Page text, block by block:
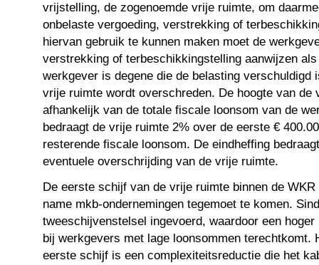
vrijstelling, de zogenoemde vrije ruimte, om
onbelaste vergoeding, verstrekking of
hiervan gebruik te kunnen maken moet de
verstrekking of terbeschikkingstelling aanwijzen
werkgever is degene die de belasting verschuldigd
vrije ruimte wordt overschreden. De hoogte van de
afhankelijk van de totale fiscale loonsom van de
bedraagt de vrije ruimte 2% over de eerste €
resterende fiscale loonsom. De eindheffing
eventuele overschrijding van de vrije ruimte.
De eerste schijf van de vrije ruimte binnen de
name mkb-ondernemingen tegemoet te komen.
tweeschijvenstelsel ingevoerd, waardoor een
bij werkgevers met lage loonsommen terechtkomt.
eerste schijf is een complexiteitsreductie die het